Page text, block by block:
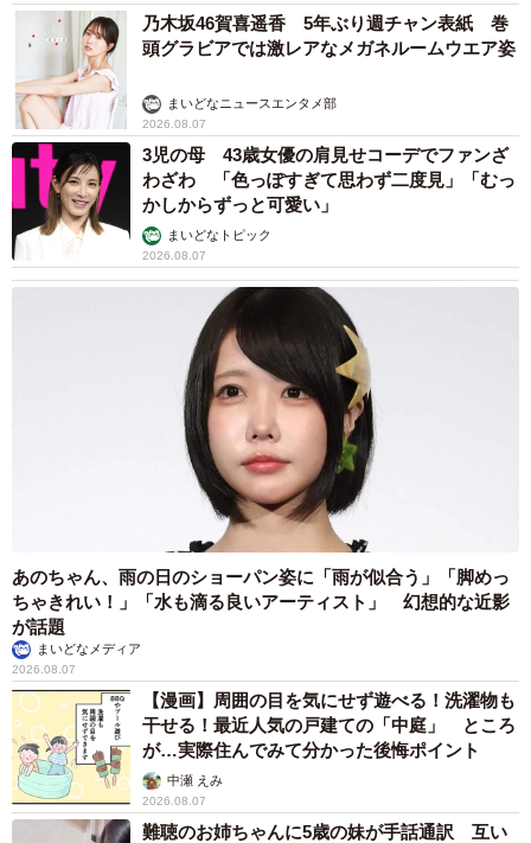
乃木坂46賀喜遥香 5年ぶり週チャン表紙 巻
頭グラビアでは激レアなメガネルームウエア姿
まいどなニュースエンタメ部
2026.08.07
3児の母 43歳女優の肩見せコーデでファンざ
わざわ 「色っぽすぎて思わず二度見」「むっ
かしからずっと可愛い」
まいどなトピック
2026.08.07
あのちゃん、雨の日のショーパン姿に「雨が似合う」「脚めっ
ちゃきれい！」「水も滴る良いアーティスト」 幻想的な近影
が話題
まいどなメディア
2026.08.07
【漫画】周囲の目を気にせず遊べる！洗濯物も
干せる！最近人気の戸建ての「中庭」 ところ
が…実際住んでみて分かった後悔ポイント
中瀬 えみ
2026.08.07
難聴のお姉ちゃんに5歳の妹が手話通訳 互い